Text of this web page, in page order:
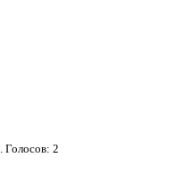
. Голосов: 2